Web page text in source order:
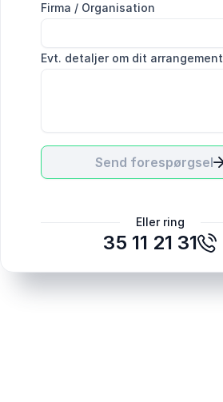
Firma / Organisation
Evt. detaljer om dit arrangement
Send forespørgsel
Eller ring
35 11 21 31